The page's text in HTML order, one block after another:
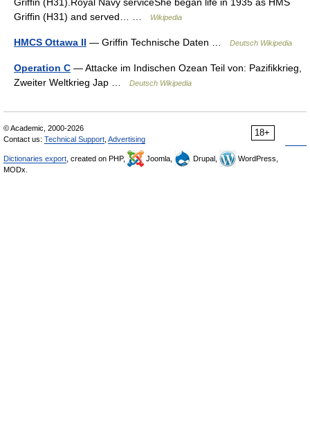
Griffin (H31) and served… …
Wikipedia
HMCS Ottawa II — Griffin Technische Daten … Deutsch Wikipedia
Operation C — Attacke im Indischen Ozean Teil von: Pazifikkrieg,
Zweiter Weltkrieg Jap …
Deutsch Wikipedia
18+
© Academic, 2000-2026
Contact us: Technical Support Advertising
Dictionaries export , created on PHP, Joomla, Drupal,
WordPress,
MODx.